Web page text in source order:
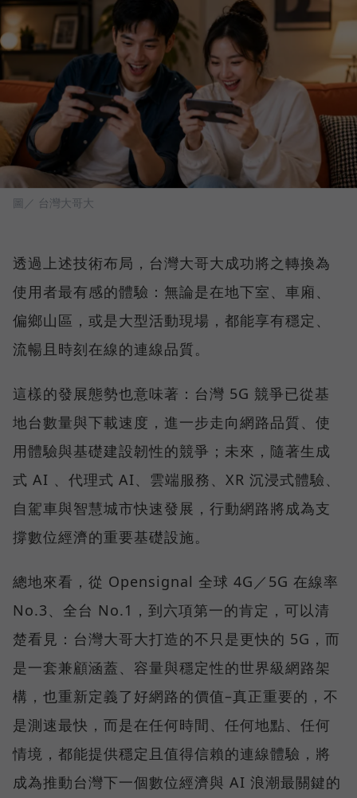
圖／ 台灣大哥大
透過上述技術布局，台灣大哥大成功將之轉換為
使用者最有感的體驗：無論是在地下室、車廂、
偏鄉山區，或是大型活動現場，都能享有穩定、
流暢且時刻在線的連線品質。
這樣的發展態勢也意味著：台灣 5G 競爭已從基
地台數量與下載速度，進一步走向網路品質、使
用體驗與基礎建設韌性的競爭；未來，隨著生成
式 AI 、代理式 AI、雲端服務、XR 沉浸式體驗、
自駕車與智慧城市快速發展，行動網路將成為支
撐數位經濟的重要基礎設施。
總地來看，從 Opensignal 全球 4G／5G 在線率
No.3、全台 No.1，到六項第一的肯定，可以清
楚看見：台灣大哥大打造的不只是更快的 5G，而
是一套兼顧涵蓋、容量與穩定性的世界級網路架
構，也重新定義了好網路的價值–真正重要的，不
是測速最快，而是在任何時間、任何地點、任何
情境，都能提供穩定且值得信賴的連線體驗，將
成為推動台灣下一個數位經濟與 AI 浪潮最關鍵的